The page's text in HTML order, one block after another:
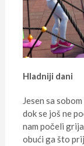
Hladniji dani
Jesen sa
dok se još ne
nam počeli
obući ga što